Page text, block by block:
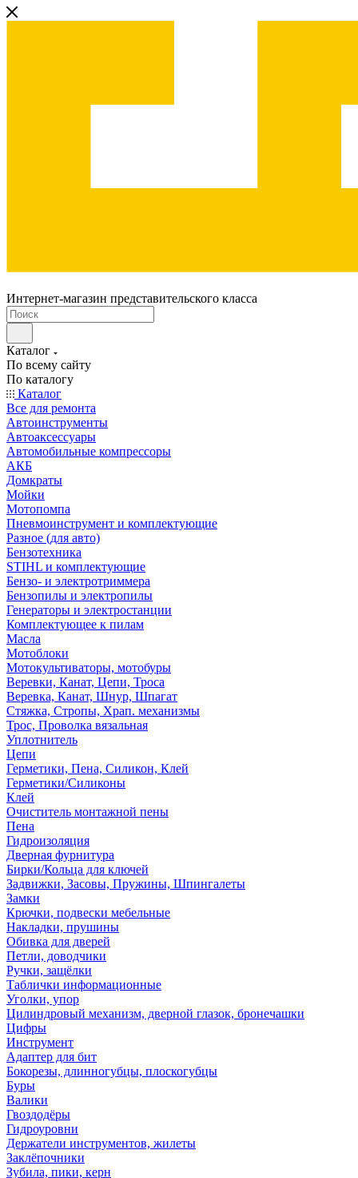
Интернет-магазин представительского класса
Каталог
По всему сайту
По каталогу
Каталог
Все для ремонта
Автоинструменты
Автоаксессуары
Автомобильные компрессоры
АКБ
Домкраты
Мойки
Мотопомпа
Пневмоинструмент и комплектующие
Разное (для авто)
Бензотехника
STIHL и комплектующие
Бензо- и электротриммера
Бензопилы и электропилы
Генераторы и электростанции
Комплектующее к пилам
Масла
Мотоблоки
Мотокультиваторы, мотобуры
Веревки, Канат, Цепи, Троса
Веревка, Канат, Шнур, Шпагат
Стяжка, Стропы, Храп. механизмы
Трос, Проволка вязальная
Уплотнитель
Цепи
Герметики, Пена, Силикон, Клей
Герметики/Силиконы
Клей
Очиститель монтажной пены
Пена
Гидроизоляция
Дверная фурнитура
Бирки/Кольца для ключей
Задвижки, Засовы, Пружины, Шпингалеты
Замки
Крючки, подвески мебельные
Накладки, прушины
Обивка для дверей
Петли, доводчики
Ручки, защёлки
Таблички информационные
Уголки, упор
Цилиндровый механизм, дверной глазок, бронечашки
Цифры
Инструмент
Адаптер для бит
Бокорезы, длинногубцы, плоскогубцы
Буры
Валики
Гвоздодёры
Гидроуровни
Держатели инструментов, жилеты
Заклёпочники
Зубила, пики, керн